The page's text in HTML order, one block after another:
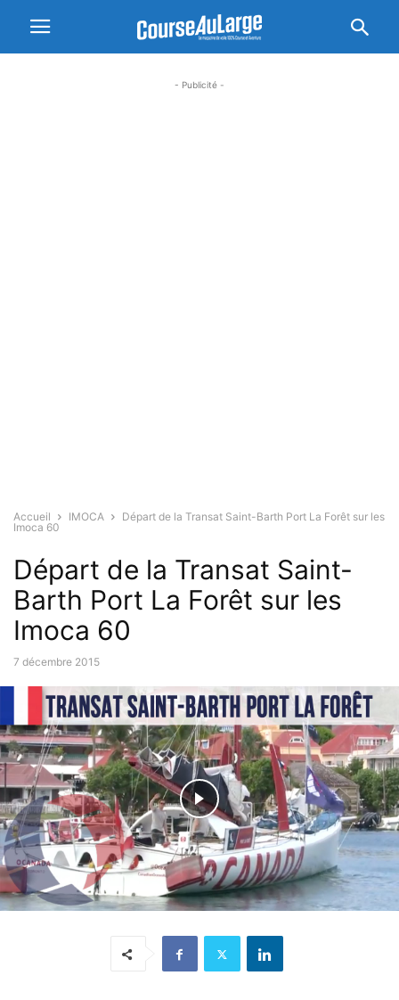
- Publicité -
Accueil IMOCA
Départ de la Transat Saint-Barth Port La Forêt sur les
Imoca 60
Départ de la Transat Saint-
Barth Port La Forêt sur les
Imoca 60
7 décembre 2015